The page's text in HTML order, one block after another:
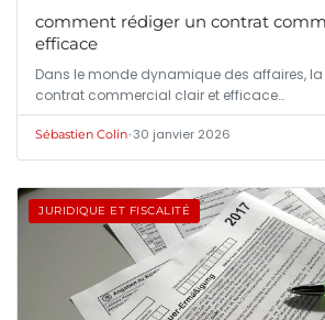
comment rédiger un contrat
efficace
Dans le monde dynamique des affaires,
contrat commercial clair et efficace…
Sébastien Colin•30 janvier 2026
JURIDIQUE ET FISCALITÉ